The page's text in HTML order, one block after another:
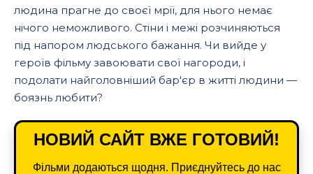
людина прагне до своєї мрії, для нього немає
нічого неможливого. Стіни і межі розчиняються
під напором людського бажання. Чи вийде у
героїв фільму завоювати свої нагороди, і
подолати найголовніший бар'єр в житті людини —
боязнь любити?
НОВИЙ САЙТ ВЖЕ ГОТОВИЙ!
Фільми додаються щодня. Приєднуйтесь до нас